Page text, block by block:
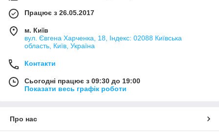
Працює з 26.05.2017
м. Київ
вул. Євгена Харченка, 18, Індекс: 02088 Київська
область, Київ, Україна
Контакти
Сьогодні працює з 09:30 до 19:00
Показати весь графік роботи
Про нас